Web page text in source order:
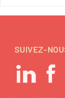
SUIVEZ-